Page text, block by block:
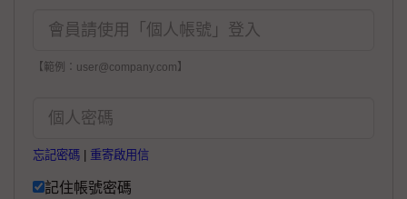
【範例：user@company.com】
忘記密碼 重寄啟用信
記住帳號密碼